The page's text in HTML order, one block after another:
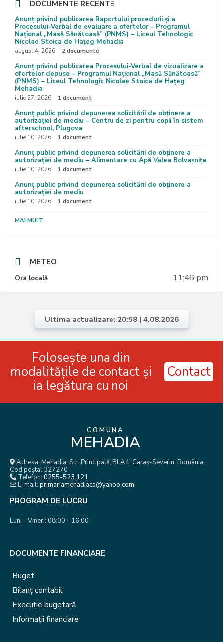
DOCUMENTE RECENTE
Anunț privind publicarea Raportului procedurii și a
Procesului-Verbal de evaluare a ofertelor – Programul
Național „Masă Sănătoasă” (PNMS) – Liceul Tehnologic
Nicolae Stoica de Hațeg Mehadia
august 4, 2026 2 documente
Anunț privind publicarea Procesului-Verbal de vizualizare a
ofertelor depuse – Programul Național „Masă Sănătoasă”
(PNMS) – Liceul Tehnologic Nicolae Stoica de Hațeg
Mehadia
iulie 27, 2026 1 document
Anunț public privind depunerea solicitării de obținere a
autorizației de mediu – Centru de zi pentru copii în sistem
afterschool, Plugova
iulie 10, 2026 1 document
Anunț public privind depunerea solicitării de obținere a
autorizației de mediu – Alimentare cu Apă Valea Bolvașnița
iulie 10, 2026 1 document
Anunț public privind depunerea solicitării de obținere a
autorizației de mediu
iulie 10, 2026 1 document
MAI MULT
METEO
Ora locală 11:46 pm
Ultima actualizare: 20:58 | 4.08.2026
Folosește una din
modalitățile de contact și
ia legătura cu noi
Contact
COMUNA
MEHADIA
Adresa: Mehadia, Str. Principală, Bl.A4, Caraș-Severin, România,
Cod poștal 327270
Telefon: 0255-523.121
E-mail: primariamehadiacs@yahoo.com
PROGRAM DE LUCRU
Luni - Vineri: 08:00 - 16:00
DOCUMENTE FINANCIARE
Buget
Bilanț contabil
Execuție bugetară
Informații financiare